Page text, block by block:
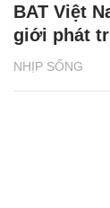
NHỊP SỐNG
BAT Việt
giới phát